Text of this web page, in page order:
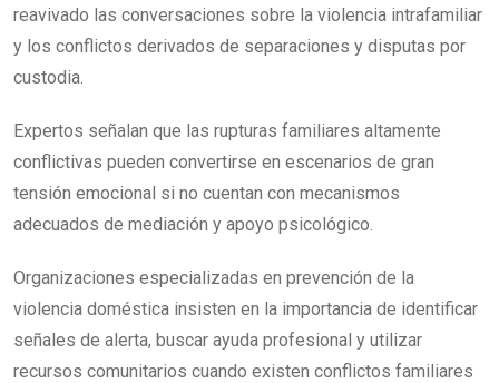
reavivado las conversaciones sobre la violencia intrafamiliar
y los conflictos derivados de separaciones y disputas por
custodia.
Expertos señalan que las rupturas familiares altamente
conflictivas pueden convertirse en escenarios de gran
tensión emocional si no cuentan con mecanismos
adecuados de mediación y apoyo psicológico.
Organizaciones especializadas en prevención de la
violencia doméstica insisten en la importancia de identificar
señales de alerta, buscar ayuda profesional y utilizar
recursos comunitarios cuando existen conflictos familiares